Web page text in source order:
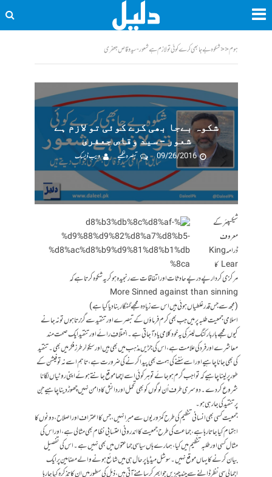
ہوم<<شکوہ بےجا بھی کرے کوئی تو لازم ہے شعور - سید وقاص جعفری
شکوہ بےجا بھی کرے کوئی تو لازم ہے
شعور – سید وقاص جعفری
09/26/2016
تبصرہ لکھیے ویب ڈیسک
شیکسپئر کے
معروف
ڈرامہ King
Lear کا
مرکزی کردار پے در پےحادثات اور اتفاقات سے رنجیدہ ہو کر یہ شکوہ کرتا ہے کہ
More Sinned against than sinning
(مجھ سے جس قدر غلطیاں ہوئی ہیں اس سے زیادہ مجھے گنہگار بنا دیا گیا ہے)
اسلامی جمعیت طلبہ پر میں جب بھی کرم فرماؤں کے تبصرے اور تنقید سے گزرتا ہوں تو نہ جانے
کیوں مجھے بار بار کنگ لیئر کی یہ خودکلامی یاد آجاتی ہے۔ اختلافِ رائے اور تنقید ایک صحت مند
معاشرے اور فرد کی علامت ہے، اس کی جڑیں مذہب میں بھی ہیں اور سیکولر طرز فکر میں بھی۔ تنقید
کی بھی جانا چاہیے اور اسے سُننے کی ہمت بھی پیدا کرنے کی ضرورت ہے، تاہم اسے نہ تو فیشن کے
طور پر لینا چاہیے کہ توا جب گرم ہو جائے تو ہر کوئی اسے اچھا موقع جانتے ہوئے اپنی روٹیاں لگانا
شروع کردے۔ دوسری طرف اُن لوگوں کو بھی تحمل اور دانش کا دامن نہیں چھوڑ دینا چاہیے جن
پر تنقید کی جارہی ہو۔
جمعیت کسی بھی انسانی تنظیم کی طرح کمزوریوں سے مبرا نہیں، جس کا اعتراف اور اصلاح، دونوں کا
اہتمام کیا جاتا رہا ہے، جماعت کی طرح جمعیت کا اندرونی احتسابی نظام بھی مثالی ہے، اور اس کی
مثال کسی اور طلبہ تنظیم میں کیا، ہمارے ہاں سیاسی جماعتوں میں بھی نہیں ہے۔ اس کی تفصیل
بیان کرنے کا یہاں موقع نہیں۔ سوشل میڈیا پر حال ہی میں شائع ہونے والے مضامین پر ایک
اجمالی سی نظر ڈالنے سے چند چیزیں جو ابھر کر سامنے آتی ہیں، ذیل کی سطور میں ان کا تذکرہ کیا جا رہا